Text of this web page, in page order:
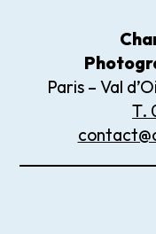
Paris – Val
T.